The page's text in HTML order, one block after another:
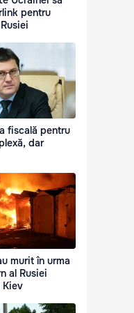
pentru
fiscală pentru
dar
murit în urma
al Rusiei
Kiev